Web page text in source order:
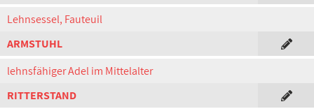
Lehnsessel, Fauteuil
ARMSTUHL
lehnsfähiger Adel im Mittelalter
RITTERSTAND